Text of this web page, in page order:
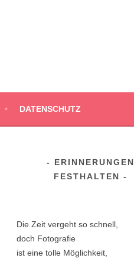
DATENSCHUTZ
ERINNERUNGEN
FESTHALTEN
Die Zeit vergeht so schnell,
doch Fotografie
ist eine tolle Möglichkeit,